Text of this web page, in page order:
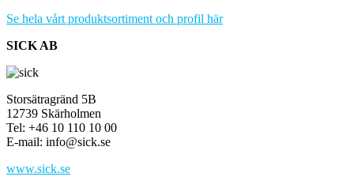
Se hela vårt produktsortiment och profil här
SICK AB
Storsätragränd 5B
12739 Skärholmen
Tel: +46 10 110 10 00
E-mail: info@sick.se
www.sick.se